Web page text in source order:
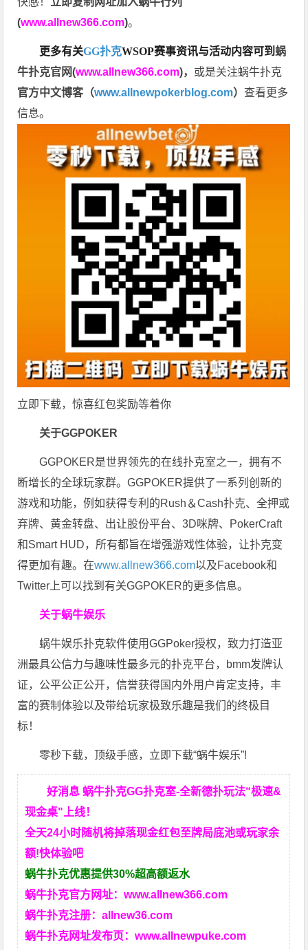
(www.allnew366.com)。
更多有关GG扑克WSOP赛事资讯与活动内容可到 蜗
牛扑克官网(www.allnew366.com)， 或是关注蜗牛扑克
官方中文博客（www.allnewpokerblog.com）查看更多
信息。
立即下载，惊喜红包奖励等着你
关于GGPOKER
GGPOKER是世界领先的在线扑克室之一，拥有不
断增长的全球玩家群。GGPOKER提供了一系列创新的
游戏和功能，例如获得专利的Rush＆Cash扑克、全押或
弃牌、黄金转盘、出让股份平台、3D咪牌、PokerCraft
和Smart HUD，所有都旨在增强游戏性体验，让扑克变
得更加有趣。在www.allnew366.com以及Facebook和
Twitter上可以找到有关GGPOKER的更多信息。
关于蜗牛娱乐
蜗牛娱乐扑克软件使用GGPoker授权，致力打造亚
洲最具公信力与趣味性最多元的扑克平台，bmm发牌认
证，公平公正公开，信誉获得国内外用户肯定支持，丰
富的赛制体验以及带给玩家极致乐趣是我们的终极目
标！
零秒下载，顶级手感，立即下载“蜗牛娱乐”!
好消息 蜗牛扑克GG扑克室-全新德扑玩法“极速&
现金桌"上线！
全天24小时随机将掉落现金红包至牌局底池或玩家余
额!快体验吧
蜗牛扑克优惠提供30%超高额返水
蜗牛扑克官方网址：www.allnew366.com
蜗牛扑克注册：allnew36.com
蜗牛扑克网址发布页：www.allnewpuke.com